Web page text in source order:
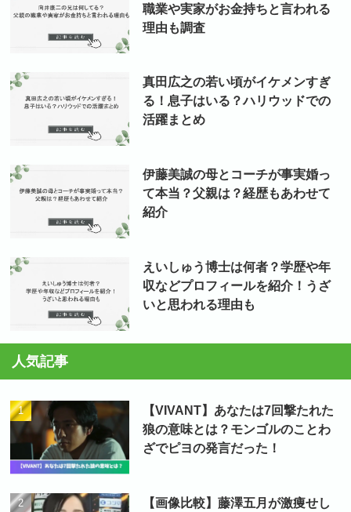
職業や実家がお金持ちと言われる
理由も調査
真田広之の若い頃がイケメンすぎ
る！息子はいる？ハリウッドでの
活躍まとめ
伊藤美誠の母とコーチが事実婚っ
て本当？父親は？経歴もあわせて
紹介
えいしゅう博士は何者？学歴や年
収などプロフィールを紹介！うざ
いと思われる理由も
人気記事
【VIVANT】あなたは7回撃たれた
狼の意味とは？モンゴルのことわ
ざでピヨの発言だった！
【画像比較】藤澤五月が激痩せし